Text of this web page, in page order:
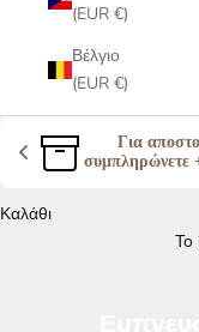
(EUR €)
Βέλγιο
(EUR €)
Για
συμπληρώνετε
Καλάθι
Το